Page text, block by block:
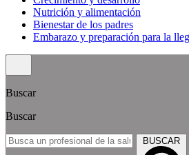
Nutrición y alimentación
Bienestar de los padres
Embarazo y preparación para la
Buscar
Buscar
BUSCAR